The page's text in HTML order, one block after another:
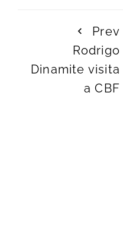
Prev
Rodrigo
Dinamite visita
a CBF